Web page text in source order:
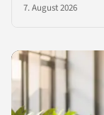
7. August 2026